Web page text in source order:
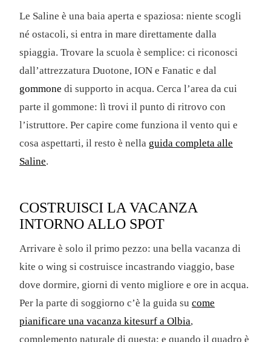
Le Saline è una baia aperta e spaziosa: niente scogli
né ostacoli, si entra in mare direttamente dalla
spiaggia. Trovare la scuola è semplice: ci riconosci
dall’attrezzatura Duotone, ION e Fanatic e dal
gommone di supporto in acqua. Cerca l’area da cui
parte il gommone: lì trovi il punto di ritrovo con
l’istruttore. Per capire come funziona il vento qui e
cosa aspettarti, il resto è nella guida completa alle
Saline.
COSTRUISCI LA VACANZA
INTORNO ALLO SPOT
Arrivare è solo il primo pezzo: una bella vacanza di
kite o wing si costruisce incastrando viaggio, base
dove dormire, giorni di vento migliore e ore in acqua.
Per la parte di soggiorno c’è la guida su come
pianificare una vacanza kitesurf a Olbia,
complemento naturale di questa; e quando il quadro è